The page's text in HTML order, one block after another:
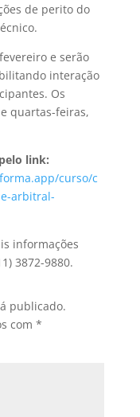
de perito do
e serão
interação
Os
quartas-feiras,
link:
curso/c
arbitral-
informações
3872-9880.
publicado.
com *